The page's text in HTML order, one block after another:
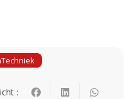
Techniek
: